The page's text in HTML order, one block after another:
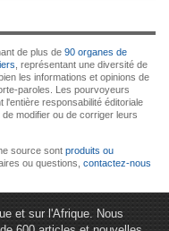
de plus de 90 organes de
, représentant une diversité de
les informations et opinions de
paroles. Les pourvoyeurs
l'entière responsabilité éditoriale
modifier ou de corriger leurs
source sont produits ou
ou questions, contactez-nous
et sur l'Afrique. Nous